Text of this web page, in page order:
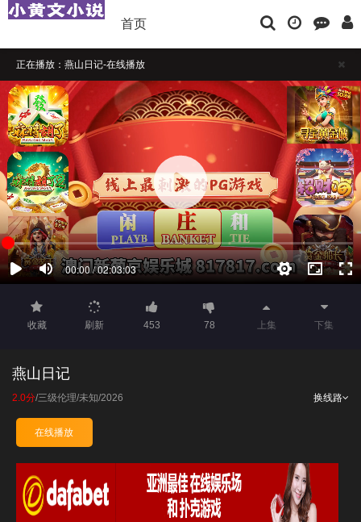
首页
正在播放：燕山日记-在线播放
播放卡顿时，请做适当缓冲
如果觉得不错，请点击下方横幅广告注册支持，本站担保注册送彩金
收藏 刷新 453 78 上集 下集
燕山日记
换线路
2.0分/三级伦理/未知/2026
在线播放